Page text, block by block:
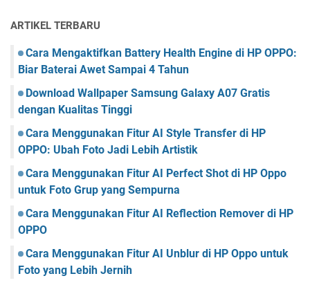
ARTIKEL TERBARU
Cara Mengaktifkan Battery Health Engine di HP OPPO:
Biar Baterai Awet Sampai 4 Tahun
Download Wallpaper Samsung Galaxy A07 Gratis
dengan Kualitas Tinggi
Cara Menggunakan Fitur AI Style Transfer di HP
OPPO: Ubah Foto Jadi Lebih Artistik
Cara Menggunakan Fitur AI Perfect Shot di HP Oppo
untuk Foto Grup yang Sempurna
Cara Menggunakan Fitur AI Reflection Remover di HP
OPPO
Cara Menggunakan Fitur AI Unblur di HP Oppo untuk
Foto yang Lebih Jernih